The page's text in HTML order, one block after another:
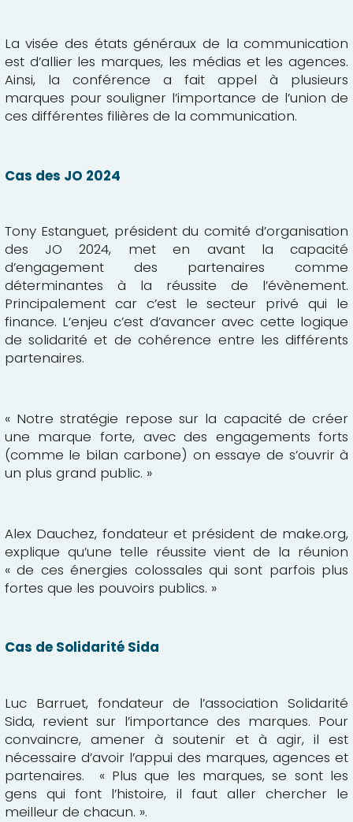
La visée des états généraux de la communication
est d’allier les marques, les médias et les agences.
Ainsi, la conférence a fait appel à plusieurs
marques pour souligner l’importance de l’union de
ces différentes filières de la communication.
Cas des JO 2024
Tony Estanguet, président du comité d’organisation
des JO 2024, met en avant la capacité
d’engagement des partenaires comme
déterminantes à la réussite de l’évènement.
Principalement car c’est le secteur privé qui le
finance. L’enjeu c’est d’avancer avec cette logique
de solidarité et de cohérence entre les différents
partenaires.
« Notre stratégie repose sur la capacité de créer
une marque forte, avec des engagements forts
(comme le bilan carbone) on essaye de s’ouvrir à
un plus grand public. »
Alex Dauchez, fondateur et président de make.org,
explique qu’une telle réussite vient de la réunion
« de ces énergies colossales qui sont parfois plus
fortes que les pouvoirs publics. »
Cas de Solidarité Sida
Luc Barruet, fondateur de l’association Solidarité
Sida, revient sur l’importance des marques. Pour
convaincre, amener à soutenir et à agir, il est
nécessaire d’avoir l’appui des marques, agences et
partenaires. « Plus que les marques, se sont les
gens qui font l’histoire, il faut aller chercher le
meilleur de chacun. ».